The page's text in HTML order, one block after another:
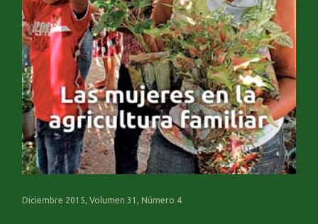
Diciembre 2015, Volumen 31, Número 4